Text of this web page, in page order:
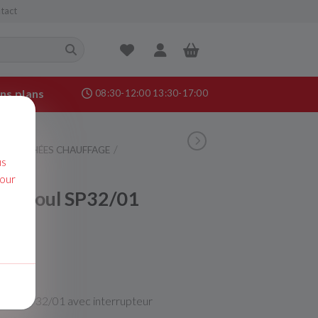
plans 08:30-12:00 13:30-17:00
DÉTACHÉES CHAUFFAGE
01
fioul SP32/01
SP 32/01 avec interrupteur